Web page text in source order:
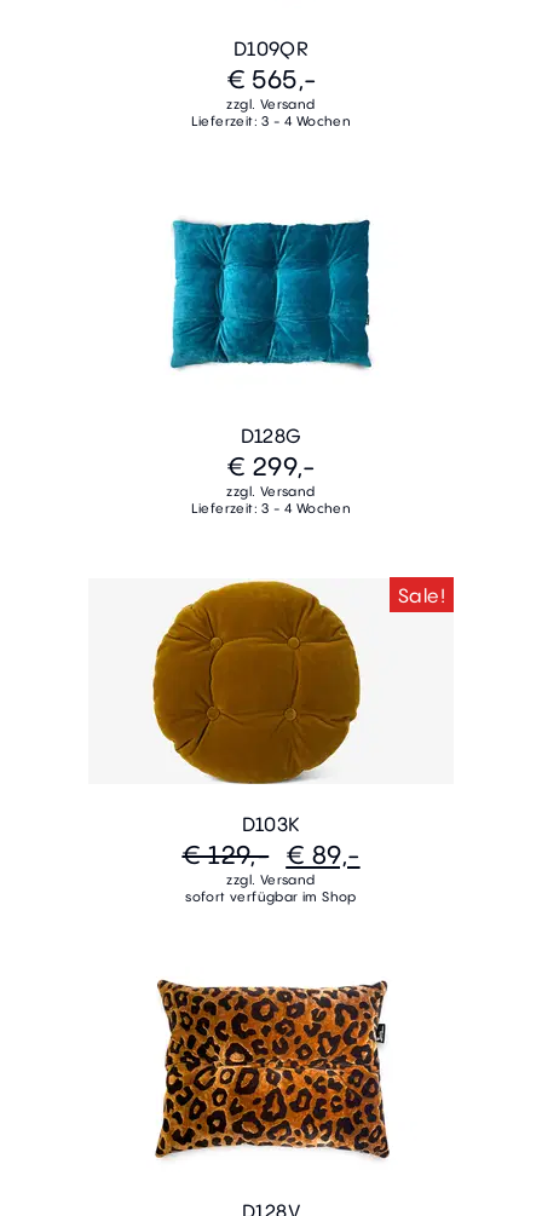
D109QR
€ 565,-
zzgl. Versand
Lieferzeit: 3 - 4 Wochen
D128G
€ 299,-
zzgl. Versand
Lieferzeit: 3 - 4 Wochen
Sale!
D103K
€ 129,- € 89,-
zzgl. Versand
sofort verfügbar im Shop